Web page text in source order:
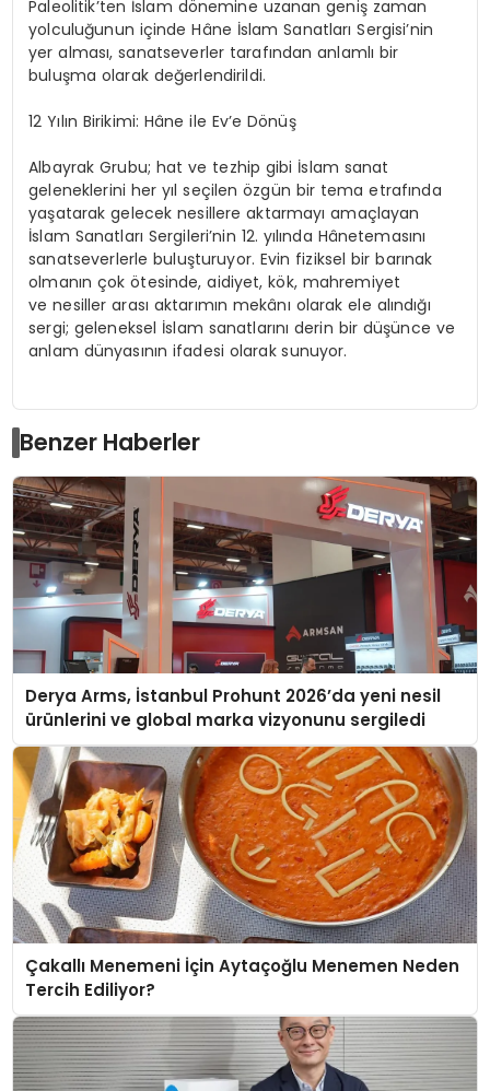
Paleolitik’ten İslam dönemine uzanan geniş zaman
yolculuğunun içindeHâne İslam Sanatları Sergisi’nin
yer alması, sanatseverler tarafından anlamlı bir
buluşma olarak değerlendirildi.
12 Yılın Birikimi: Hâne ile Ev’e Dönüş
Albayrak Grubu; hat ve tezhip gibi İslam sanat
geleneklerini her yıl seçilen özgün bir tema etrafında
yaşatarak gelecek nesillere aktarmayı amaçlayan
İslam Sanatları Sergileri’nin 12. yılında Hânetemasını
sanatseverlerle buluşturuyor. Evin fiziksel bir barınak
olmanın çok ötesinde, aidiyet, kök, mahremiyet
ve nesiller arası aktarımın mekânı olarak ele alındığı
sergi; geleneksel İslam sanatlarını derin bir düşünce ve
anlam dünyasının ifadesi olarak sunuyor.
Benzer Haberler
Derya Arms, İstanbul Prohunt 2026’da yeni nesil
ürünlerini ve global marka vizyonunu sergiledi
Çakallı Menemeni İçin Aytaçoğlu Menemen Neden
Tercih Ediliyor?